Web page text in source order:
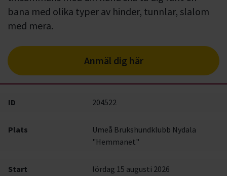
bana med olika typer av hinder, tunnlar, slalom
med mera.
Anmäl dig här
ID 204522
Plats
Umeå Brukshundklubb Nydala
"Hemmanet"
Start lördag 15 augusti 2026